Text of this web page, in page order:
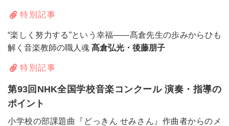
特別記事
“楽しく努力する”という幸福――髙倉先生の歩みからひも
解く音楽教師の職人魂 髙倉弘光・後藤朋子
特別記事
第93回NHK全国学校音楽コンクール 演奏・指導の
ポイント
小学校の部課題曲『どっきん せみさん』作曲者からのメ